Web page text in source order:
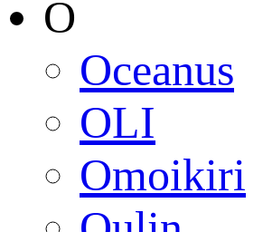
O
Oceanus
OLI
Omoikiri